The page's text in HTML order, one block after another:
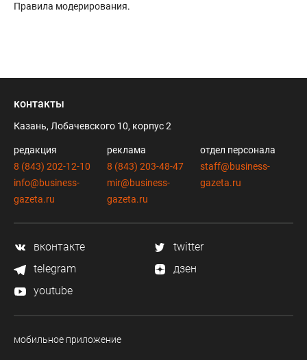
Правила модерирования.
контакты
Казань, Лобачевского 10, корпус 2
редакция
8 (843) 202-12-10
info@business-
gazeta.ru
реклама
8 (843) 203-48-47
mir@business-
gazeta.ru
отдел персонала
staff@business-
gazeta.ru
вконтакте
twitter
telegram
дзен
youtube
мобильное приложение